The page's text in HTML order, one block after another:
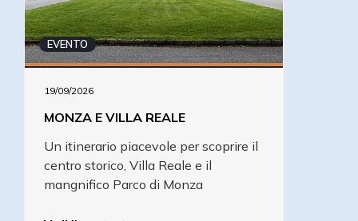
EVENTO
19/09/2026
MONZA E VILLA REALE
Un itinerario piacevole per scoprire il
centro storico, Villa Reale e il
mangnifico Parco di Monza